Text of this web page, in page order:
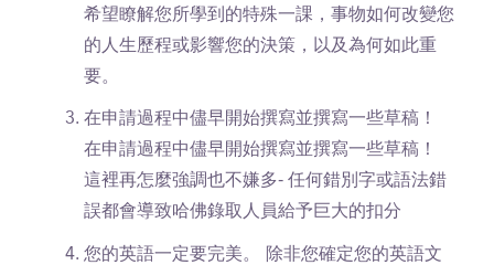
希望瞭解您所學到的特殊一課，事物如何改變您
的人生歷程或影響您的決策，以及為何如此重
要。
在申請過程中儘早開始撰寫並撰寫一些草稿！
在申請過程中儘早開始撰寫並撰寫一些草稿！
這裡再怎麼強調也不嫌多- 任何錯別字或語法錯
誤都會導致哈佛錄取人員給予巨大的扣分
您的英語一定要完美。
除非您確定您的英語文